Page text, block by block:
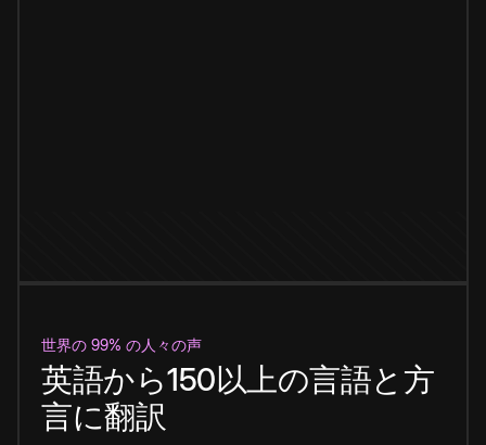
世界の 99% の人々の声
英語から150以上の言語と方
言に翻訳